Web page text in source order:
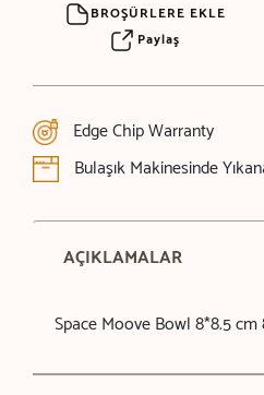
BROŞÜRLERE EKLE
Paylaş
Edge Chip Warranty
Bulaşık Makinesinde
AÇIKLAMALAR
Space Moove Bowl 8*8.5 cm